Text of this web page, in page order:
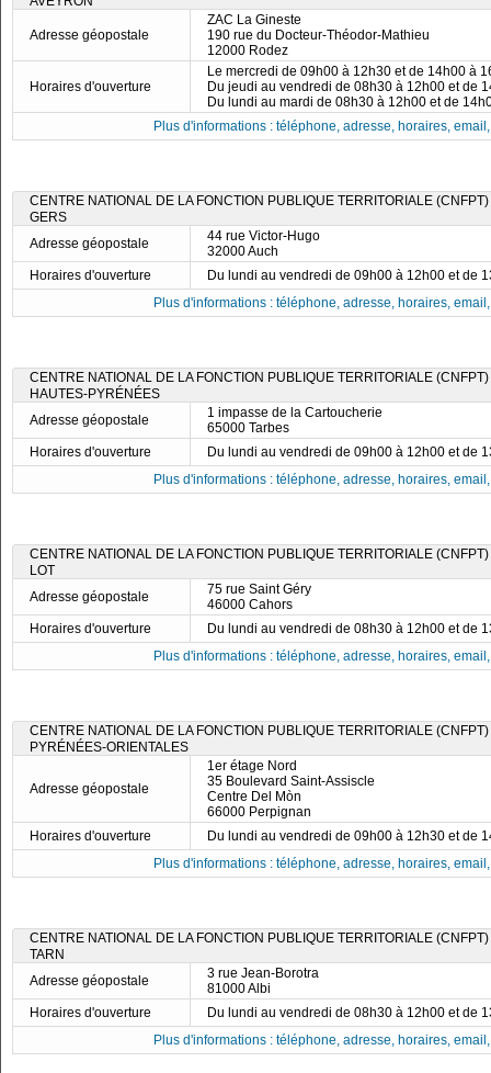
Adresse géopostale
ZAC La Gineste
190 rue du Docteur-Théodor-Mathieu
12000 Rodez
Horaires d'ouverture
Le mercredi de 09h00 à 12h30 et de 14h00 à
Du jeudi au vendredi de 08h30 à 12h00 et de
Du lundi au mardi de 08h30 à 12h00 et de
Plus d'informations : téléphone, adresse, horaires,
CENTRE NATIONAL DE LA FONCTION PUBLIQUE TERRITORIALE
GERS
Adresse géopostale
44 rue Victor-Hugo
32000 Auch
Horaires d'ouverture
Du lundi au vendredi de 09h00 à 12h00 et de
Plus d'informations : téléphone, adresse, horaires,
CENTRE NATIONAL DE LA FONCTION PUBLIQUE TERRITORIALE
HAUTES-PYRÉNÉES
Adresse géopostale
1 impasse de la Cartoucherie
65000 Tarbes
Horaires d'ouverture
Du lundi au vendredi de 09h00 à 12h00 et de
Plus d'informations : téléphone, adresse, horaires,
CENTRE NATIONAL DE LA FONCTION PUBLIQUE TERRITORIALE
LOT
Adresse géopostale
75 rue Saint Géry
46000 Cahors
Horaires d'ouverture
Du lundi au vendredi de 08h30 à 12h00 et de
Plus d'informations : téléphone, adresse, horaires,
CENTRE NATIONAL DE LA FONCTION PUBLIQUE TERRITORIALE
PYRÉNÉES-ORIENTALES
Adresse géopostale
1er étage Nord
35 Boulevard Saint-Assiscle
Centre Del Mòn
66000 Perpignan
Horaires d'ouverture
Du lundi au vendredi de 09h00 à 12h30 et de
Plus d'informations : téléphone, adresse, horaires,
CENTRE NATIONAL DE LA FONCTION PUBLIQUE TERRITORIALE
TARN
Adresse géopostale
3 rue Jean-Borotra
81000 Albi
Horaires d'ouverture
Du lundi au vendredi de 08h30 à 12h00 et de
Plus d'informations : téléphone, adresse, horaires,